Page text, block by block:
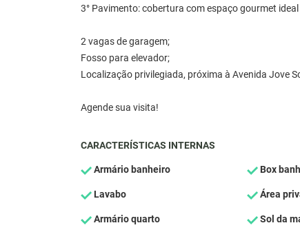
3° Pavimento: cobertura com espaço gourmet
2 vagas de garagem;
Fosso para elevador;
Localização privilegiada, próxima à Avenida Jove
Agende sua visita!
CARACTERÍSTICAS INTERNAS
Armário banheiro Box
Lavabo Área
Armário quarto Sol da